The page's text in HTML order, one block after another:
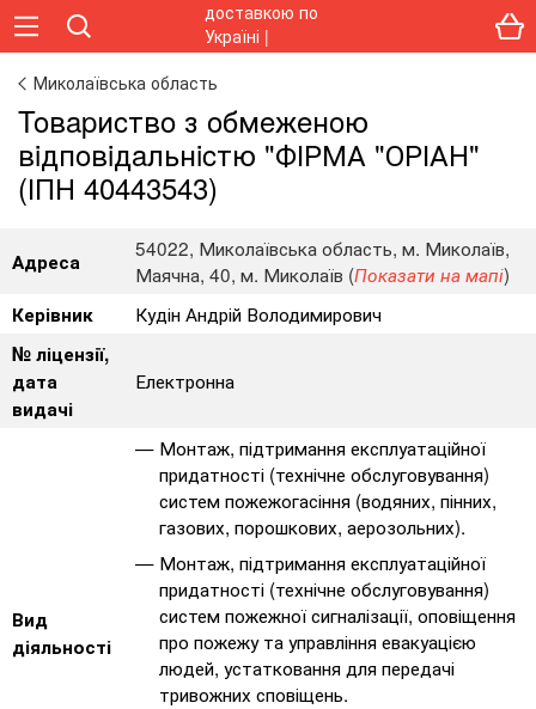
Миколаївська область
Toвapиcтвo з oбмeжeнoю
вiдпoвiдaльнicтю "ФІРМА "ОРІАН"
(ІПН 40443543)
Адреса
54022, Миколаївська область, м. Миколаїв,
Маячна, 40, м. Миколаїв (Показати на мапі)
Керівник
Кудін Андрій Володимирович
№ ліцензії,
дата
видачі
Електронна
Вид
діяльності
Монтаж, підтримання експлуатаційної
придатності (технічне обслуговування)
систем пожежогасіння (водяних, пінних,
газових, порошкових, аерозольних).
Монтаж, підтримання експлуатаційної
придатності (технічне обслуговування)
систем пожежної сигналізації, оповіщення
про пожежу та управління евакуацією
людей, устатковання для передачі
тривожних сповіщень.